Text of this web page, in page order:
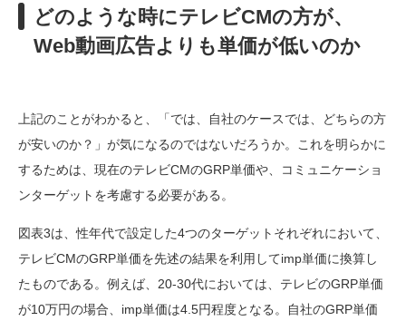
どのような時にテレビCMの方が、
Web動画広告よりも単価が低いのか
上記のことがわかると、「では、自社のケースでは、どちらの方
が安いのか？」が気になるのではないだろうか。これを明らかに
するためは、現在のテレビCMのGRP単価や、コミュニケーショ
ンターゲットを考慮する必要がある。
図表3は、性年代で設定した4つのターゲットそれぞれにおいて、
テレビCMのGRP単価を先述の結果を利用してimp単価に換算し
たものである。例えば、20-30代においては、テレビのGRP単価
が10万円の場合、imp単価は4.5円程度となる。自社のGRP単価